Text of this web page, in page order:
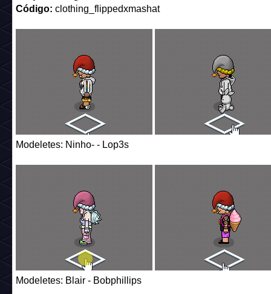
Código: clothing_flippedxmashat
Modeletes: Ninho- - Lop3s
Modeletes: Blair - Bobphillips